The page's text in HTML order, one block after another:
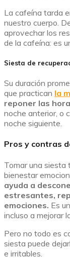
La cafeína tarda
nuestro cuerpo.
aprovechar los
de la cafeína: es
Siesta de
Su duración
que practican la
reponer las
noche anterior, o
noche siguiente.
Pros y contras
Tomar una siesta
bienestar
ayuda a
estresantes,
emociones. Es
incluso a mejorar
Pero no todo es
siesta puede
e irritables.